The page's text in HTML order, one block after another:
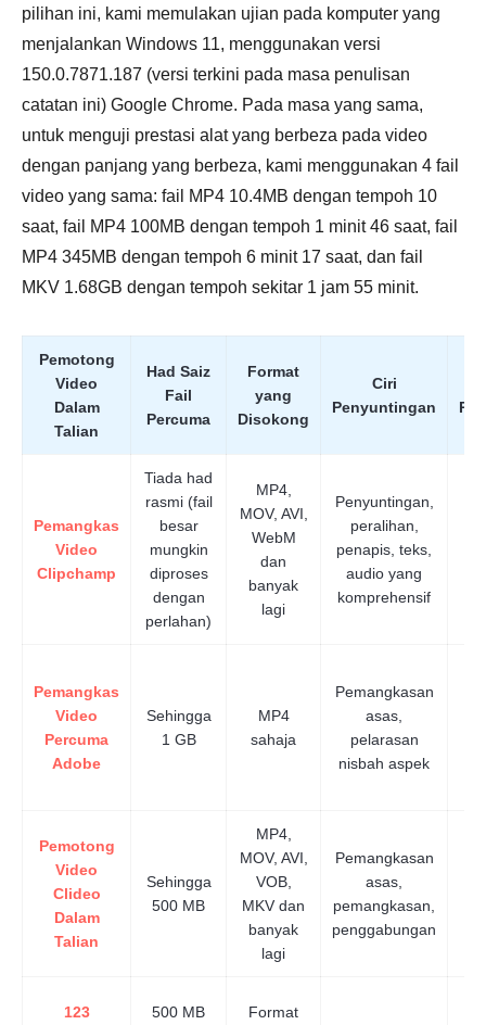
pilihan ini, kami memulakan ujian pada komputer yang
menjalankan Windows 11, menggunakan versi
150.0.7871.187 (versi terkini pada masa penulisan
catatan ini) Google Chrome. Pada masa yang sama,
untuk menguji prestasi alat yang berbeza pada video
dengan panjang yang berbeza, kami menggunakan 4 fail
video yang sama: fail MP4 10.4MB dengan tempoh 10
saat, fail MP4 100MB dengan tempoh 1 minit 46 saat, fail
MP4 345MB dengan tempoh 6 minit 17 saat, dan fail
MKV 1.68GB dengan tempoh sekitar 1 jam 55 minit.
Pemotong
Video
Dalam
Talian
Had Saiz
Fail
Percuma
Format
yang
Disokong
Ciri
Penyuntingan
Pemangkas
Video
Clipchamp
Tiada had
rasmi (fail
besar
mungkin
diproses
dengan
perlahan)
MP4,
MOV, AVI,
WebM
dan
banyak
lagi
Penyuntingan,
peralihan,
penapis, teks,
audio yang
komprehensif
Pemangkas
Video
Percuma
Adobe
Sehingga
1 GB
MP4
sahaja
Pemangkasan
asas,
pelarasan
nisbah aspek
Pemotong
Video
Clideo
Dalam
Talian
Sehingga
500 MB
MP4,
MOV, AVI,
VOB,
MKV dan
banyak
lagi
Pemangkasan
asas,
pemangkasan,
penggabungan
123
500 MB
Format